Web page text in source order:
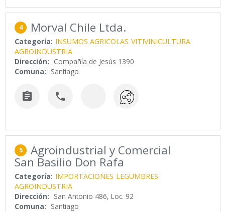
4 Morval Chile Ltda.
Categoría: INSUMOS AGRICOLAS VITIVINICULTURA
AGROINDUSTRIA
Dirección: Compañía de Jesús 1390
Comuna: Santiago
 
5 Agroindustrial y Comercial
San Basilio Don Rafa
Categoría: IMPORTACIONES LEGUMBRES
AGROINDUSTRIA
Dirección: San Antonio 486, Loc. 92
Comuna: Santiago